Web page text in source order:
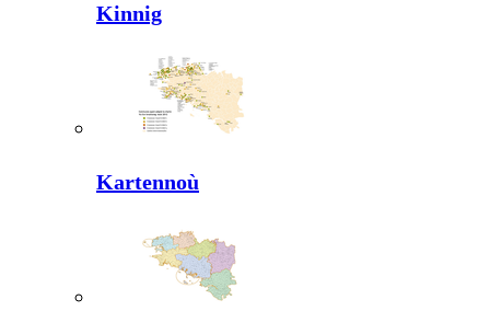
Kinnig
Kartennoù